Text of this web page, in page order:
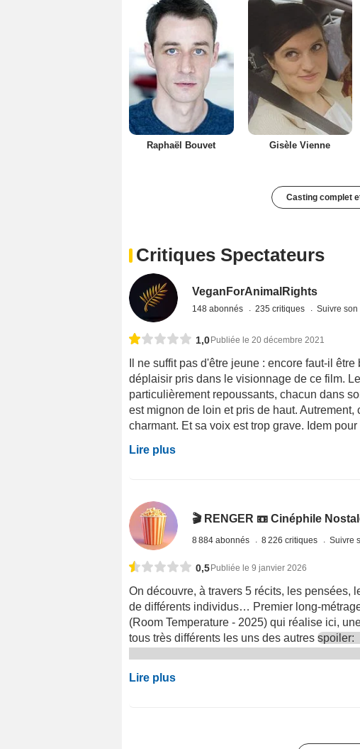
Raphaël Bouvet Gisèle Vienne
Casting complet
Critiques Spectateurs
VeganForAnimalRights
148 abonnés 235 critiques Suivre son
1,0 Publiée le 20 décembre 2021
Il ne suffit pas d'être jeune : encore faut-il
déplaisir pris dans le visionnage de ce film.
particulièrement repoussants, chacun dans
est mignon de loin et pris de haut.
charmant. Et sa voix est trop grave. Idem
Lire plus
🎬 RENGER 📼 Cinéphile
8 884 abonnés 8 226 critiques Suivre
0,5 Publiée le 9 janvier 2026
On découvre, à travers 5 récits, les pensées,
de différents individus… Premier long-
(Room Temperature - 2025) qui réalise ici,
tous très différents les uns des autres spoiler:
Lire plus